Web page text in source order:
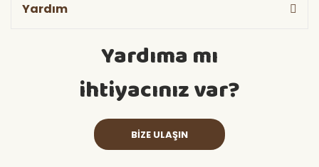
Yardım
Yardıma mı
ihtiyacınız var?
BİZE ULAŞIN